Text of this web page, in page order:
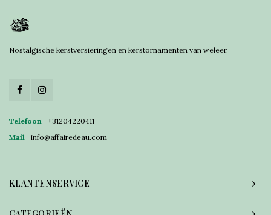
Nostalgische kerstversieringen en kerstornamenten van weleer.
Telefoon
+31204220411
Mail
info@affairedeau.com
KLANTENSERVICE